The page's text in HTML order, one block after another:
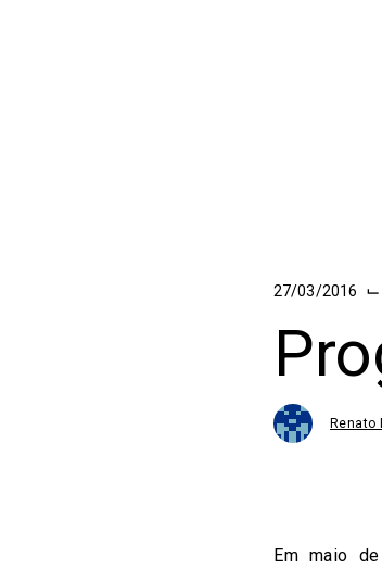
27/03/2016 ⌙
Renato
Em maio